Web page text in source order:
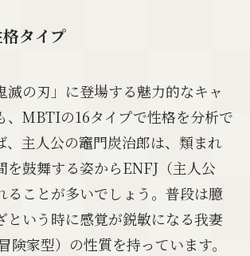
タイプ
滅の刃」に登場する魅力的なキャ
、MBTIの16タイプで性格を分析で
、主人公の竈門炭治郎は、類まれ
を鼓舞する姿からENFJ（主人公
ることが多いでしょう。普段は臆
という時に感覚が鋭敏になる我妻
険家型）の性質を持っています。